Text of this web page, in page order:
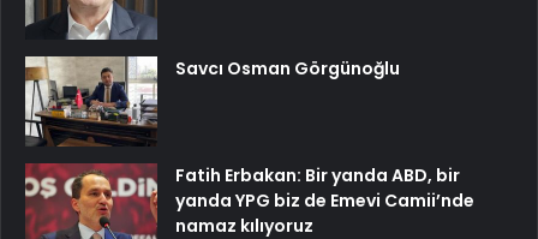
Savcı Osman Görgünoğlu
Fatih Erbakan: Bir yanda ABD, bir
yanda YPG biz de Emevi Camii’nde
namaz kılıyoruz